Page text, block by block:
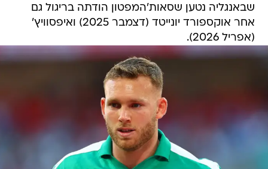
שבאנגליה נטען שסאות'המפטון הודתה בריגול גם
אחר אוקספורד יונייטד (דצמבר 2025) ואיפסוויץ'
(אפריל 2026).